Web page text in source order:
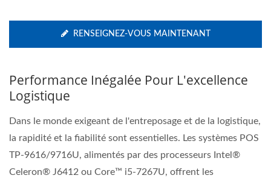
RENSEIGNEZ-VOUS MAINTENANT
Performance Inégalée Pour L'excellence
Logistique
Dans le monde exigeant de l'entreposage et de la logistique,
la rapidité et la fiabilité sont essentielles. Les systèmes POS
TP-9616/9716U, alimentés par des processeurs Intel®
Celeron® J6412 ou Core™ i5-7267U, offrent les